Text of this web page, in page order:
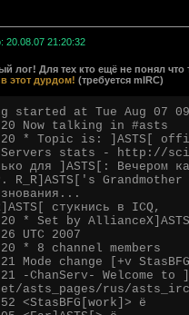
20.08.07 21:20:32
лог! Для тех кто ещё не понял что
этот дурдом! (требуется mIRC)
started at Tue Aug 07
Now talking in #asts
* Topic is: ]ASTS[
Servers stats - http://
для ]ASTS[: Вечером
R_R]ASTS['s
стукнись в ICQ,
* Set by
UTC 2007
* 8 channel members
Mode change [+v
-ChanServ- Welcome
asts_pages/rus/
<StasBFG[work]> ё